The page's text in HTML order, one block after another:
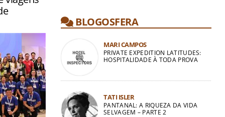
BLOGOSFERA
MARI CAMPOS
PRIVATE EXPEDITION LATITUDES:
HOSPITALIDADE À TODA PROVA
TATI ISLER
PANTANAL: A RIQUEZA DA VIDA
SELVAGEM – PARTE 2